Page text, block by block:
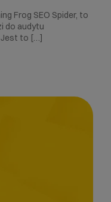
Frog SEO Spider, to
do audytu
to […]